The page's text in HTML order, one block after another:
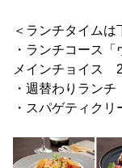
＜ランチタイムは
・ランチコース「
メインチョイス
・週替わりラン
・スパゲティク